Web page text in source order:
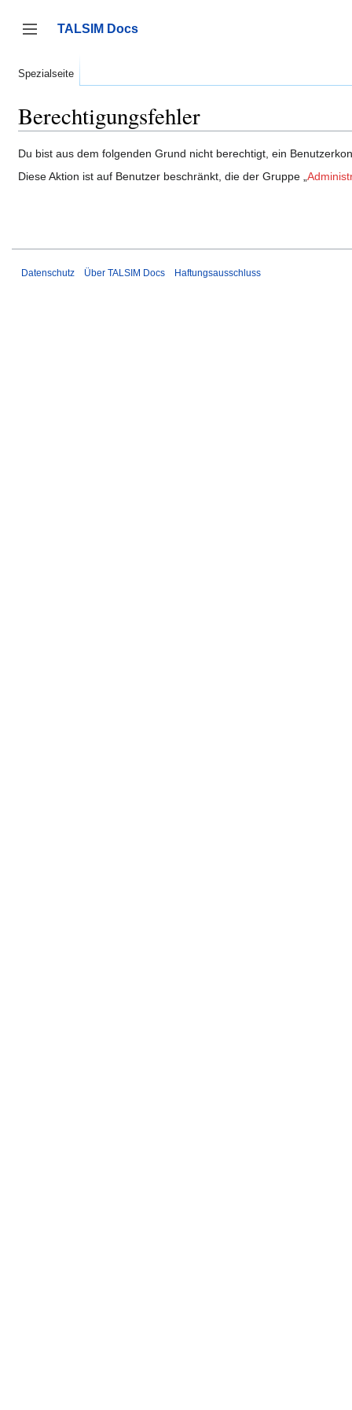
springen
Seitenleiste umschalten
TALSIM Docs
Spezialseite
Berechtigungsfehler
Du bist aus dem folgenden Grund nicht berechtigt, ein
Diese Aktion ist auf Benutzer beschränkt, die der Gruppe „
Datenschutz Über TALSIM Docs Haftungsausschluss